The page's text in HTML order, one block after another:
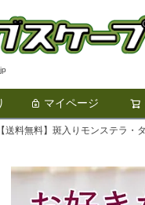
マイページ
【送料無料】斑入りモンステラ・